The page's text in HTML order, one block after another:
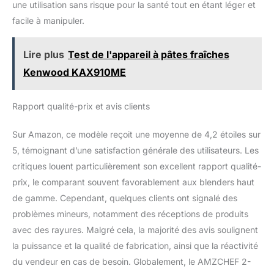
placée directement sur le
【Panneau de
panneau de commande
blender dispose de 4
programmes préréglés
combinés à un mode
chronométré pour que
les aliments soient mixés
et mélangés
parfaitement. Le mixeur
niveaux de vitesse et
d'une fonction pulse
une utilisation sans risque pour la santé tout en étant léger et
facile à manipuler.
Lire plus Test de l'appareil à pâtes fraîches
Kenwood KAX910ME
Rapport qualité-prix et avis clients
Sur Amazon, ce modèle reçoit une moyenne de 4,2 étoiles sur
5, témoignant d’une satisfaction générale des utilisateurs. Les
critiques louent particulièrement son excellent rapport qualité-
prix, le comparant souvent favorablement aux blenders haut
de gamme. Cependant, quelques clients ont signalé des
problèmes mineurs, notamment des réceptions de produits
avec des rayures. Malgré cela, la majorité des avis soulignent
la puissance et la qualité de fabrication, ainsi que la réactivité
du vendeur en cas de besoin. Globalement, le AMZCHEF 2-